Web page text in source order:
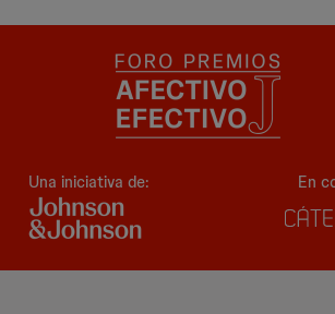
Una iniciativa de: En